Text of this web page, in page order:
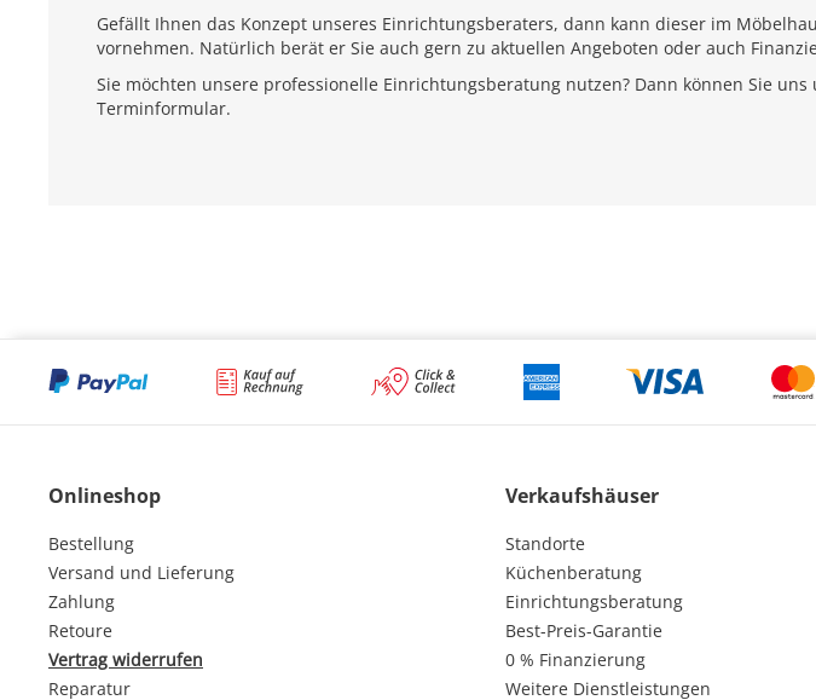
Gefällt Ihnen das Konzept unseres Einrichtungsberaters, dann kann dieser im
vornehmen. Natürlich berät er Sie auch gern zu aktuellen Angeboten oder auch
Sie möchten unsere professionelle Einrichtungsberatung nutzen? Dann können Sie
Terminformular.
Onlineshop
Bestellung
Versand und Lieferung
Zahlung
Retoure
Vertrag widerrufen
Reparatur
Verkaufshäuser
Standorte
Küchenberatung
Einrichtungsberatung
Best-Preis-Garantie
0 % Finanzierung
Weitere Dienstleistungen